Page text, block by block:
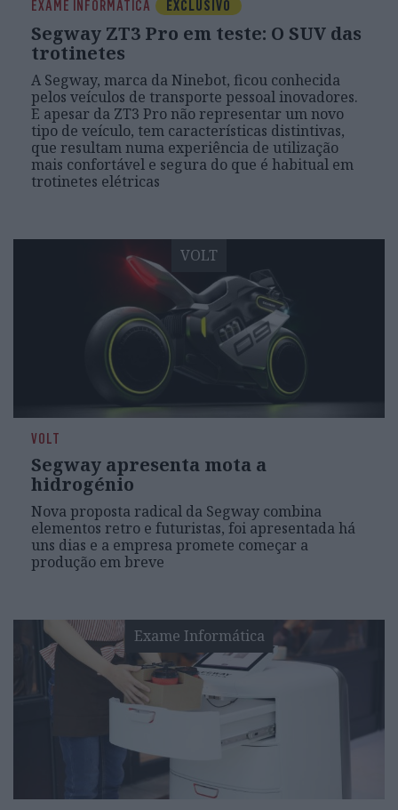
EXAME INFORMÁTICA EXCLUSIVO
Segway ZT3 Pro em teste: O SUV das
trotinetes
A Segway, marca da Ninebot, ficou conhecida
pelos veículos de transporte pessoal inovadores.
E apesar da ZT3 Pro não representar um novo
tipo de veículo, tem características distintivas,
que resultam numa experiência de utilização
mais confortável e segura do que é habitual em
trotinetes elétricas
VOLT
VOLT
Segway apresenta mota a
hidrogénio
Nova proposta radical da Segway combina
elementos retro e futuristas, foi apresentada há
uns dias e a empresa promete começar a
produção em breve
Exame Informática